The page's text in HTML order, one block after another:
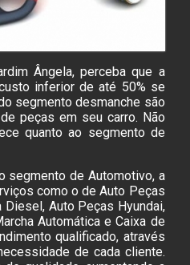
Ângela, perceba que a
inferior de até 50% se
segmento desmanche são
peças em seu carro. Não
quanto ao segmento de
segmento de Automotivo, a
como o de Auto Peças
Auto Peças Hyundai,
Automática e Caixa de
qualificado, através
de cada cliente.